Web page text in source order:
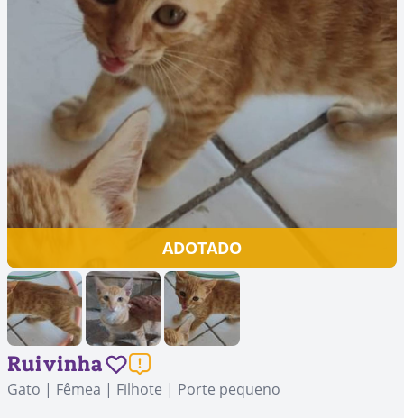
ADOTADO
Ruivinha
Gato | Fêmea | Filhote | Porte pequeno